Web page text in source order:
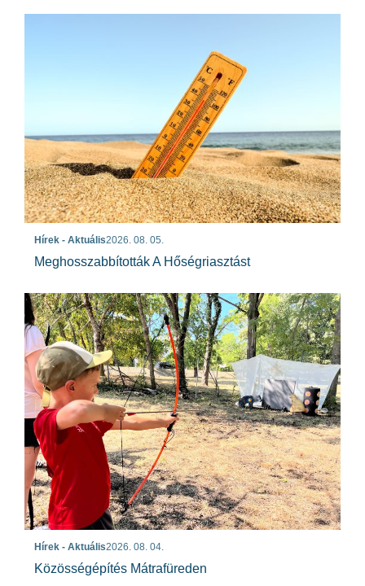
Hírek - Aktuális2026. 08. 05.
Meghosszabbították A Hőségriasztást
Hírek - Aktuális2026. 08. 04.
Közösségépítés Mátrafüreden